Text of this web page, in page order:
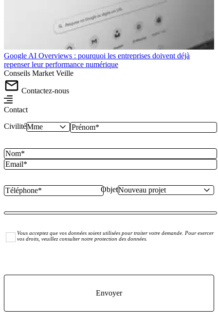
Google AI Overviews : pourquoi les entreprises doivent déjà
repenser leur performance numérique
Conseils Market Veille
Contactez-nous
Contact
Civilité
Objet
Vous acceptez que vos données soient utilisées pour traiter votre demande. Pour exercer
vos droits, veuillez consulter notre protection des données.